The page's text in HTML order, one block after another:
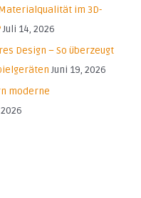
im 3D-
Juli 14, 2026
Design – So überzeugt
Juni 19, 2026
moderne